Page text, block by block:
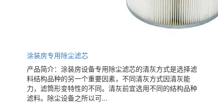
涂装房专用除尘滤芯
产品简介：涂装房设备专用除尘滤芯的清灰方式是选择滤
料结构品种的另一个重要因素，不同清灰方式因清灰能
力，滤筒形变特性的不同。清灰前宜选用不同的结构品种
滤料。除尘设备之所以可...